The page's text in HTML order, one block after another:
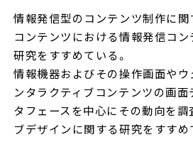
情報発信型のコンテンツ制作に関
コンテンツにおける情報発信コ
研究をすすめている。
情報機器およびその操作画面や
ンタラクティブコンテンツの画
タフェースを中心にその動向を調
ブデザインに関する研究をすすめ